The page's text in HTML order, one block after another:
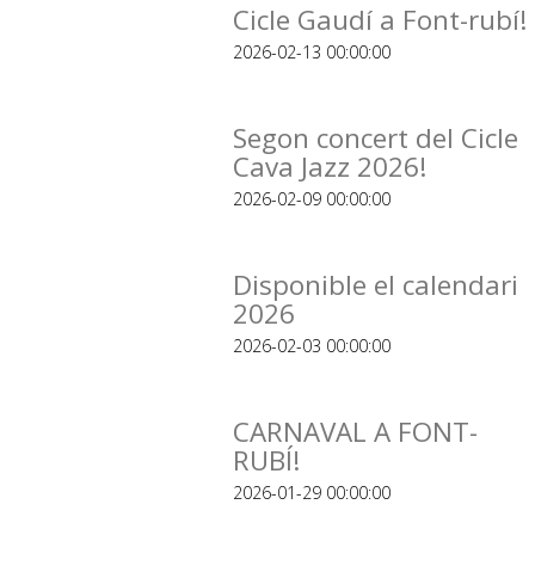
Cicle Gaudí a Font-rubí!
2026-02-13 00:00:00
Segon concert del Cicle
Cava Jazz 2026!
2026-02-09 00:00:00
Disponible el calendari
2026
2026-02-03 00:00:00
CARNAVAL A FONT-
RUBÍ!
2026-01-29 00:00:00